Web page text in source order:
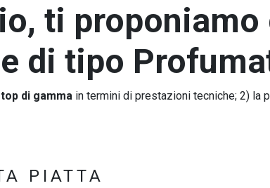
ti
di tipo
top di gamma in termini di prestazioni tecniche; 2) la
PIATTA